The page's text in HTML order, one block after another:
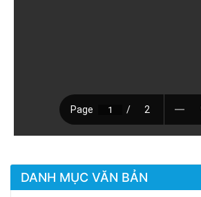
DANH MỤC VĂN BẢN